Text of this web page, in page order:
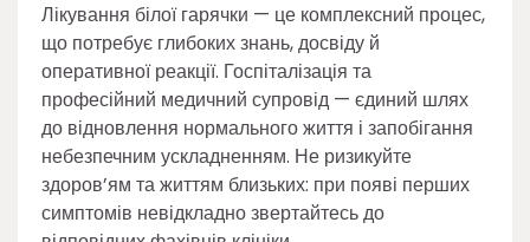
Лікування білої гарячки — це комплексний процес,
що потребує глибоких знань, досвіду й
оперативної реакції. Госпіталізація та
професійний медичний супровід — єдиний шлях
до відновлення нормального життя і запобігання
небезпечним ускладненням. Не ризикуйте
здоров’ям та життям близьких: при появі перших
симптомів невідкладно звертайтесь до